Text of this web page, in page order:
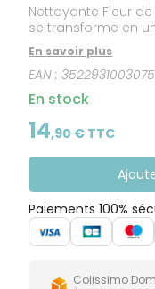
Nettoyante Fleur
se transforme en
pour offrir à la
En savoir plus
EAN :3522931003075
En stock
14,90 € TTC
Paiements 100%
Colissimo